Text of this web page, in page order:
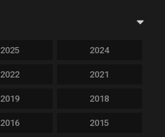
2025 2024
2022 2021
2019 2018
2016 2015